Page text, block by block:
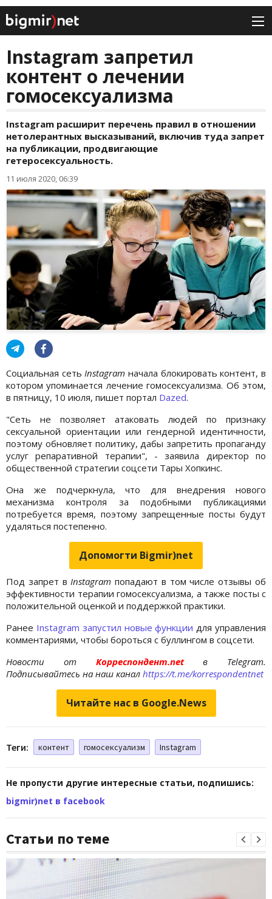
Instagram запретил
контент о лечении
гомосексуализма
Instagram расширит перечень правил в отношении
нетолерантных высказываний, включив туда запрет
на публикации, продвигающие
гетеросексуальность.
11 июля 2020, 06:39
Социальная сеть Instagramначала блокировать контент, в
котором упоминается лечение гомосексуализма. Об этом,
в пятницу, 10 июля, пишет портал Dazed.
"Cеть не позволяет атаковать людей по признаку
сексуальной ориентации или гендерной идентичности,
поэтому обновляет политику, дабы запретить пропаганду
услуг репаративной терапии", - заявила директор по
общественной стратегии соцсети Тары Хопкинс.
Она же подчеркнула, что для внедрения нового
механизма контроля за подобными публикациями
потребуется время, поэтому запрещенные посты будут
удаляться постепенно.
Допомогти Bigmir)net
Под запрет в Instagramпопадают в том числе отзывы об
эффективности терапии гомосексуализма, а также посты с
положительной оценкой и поддержкой практики.
Ранее Instagram запустил новые функции для управления
комментариями, чтобы бороться с буллингом в соцсети.
Новости отКорреспондент.netв Telegram.
Подписывайтесь на наш канал https://t.me/korrespondentnet
Читайте нас в Google.News
Теги: контент гомосексуализм Instagram
Не пропусти другие интересные статьи, подпишись:
bigmir)net в facebook
Статьи по теме